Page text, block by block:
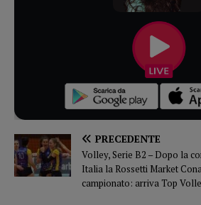
PRECEDENTE
Volley, Serie B2 – Dopo la
Italia la Rossetti Market
campionato: arriva Top